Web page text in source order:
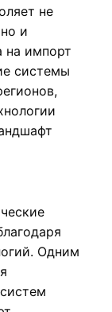
не
и
на импорт
системы
Одним